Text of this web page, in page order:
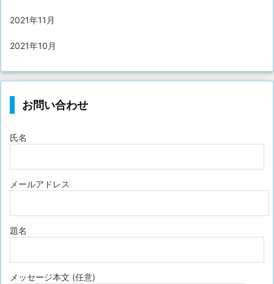
2021年11月
2021年10月
お問い合わせ
氏名
メールアドレス
題名
メッセージ本文 (任意)